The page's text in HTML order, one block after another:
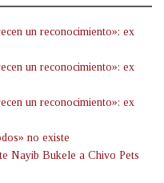
un reconocimiento»: ex
un reconocimiento»: ex
un reconocimiento»: ex
no existe
Nayib Bukele a Chivo Pets